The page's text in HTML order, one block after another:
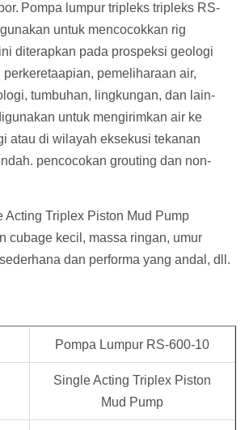
Pompa lumpur tripleks tripleks RS-
untuk mencocokkan rig
diterapkan pada prospeksi geologi
pemeliharaan air,
tumbuhan, lingkungan, dan lain-
untuk mengirimkan air ke
atau di wilayah eksekusi tekanan
pencocokan grouting dan non-
Acting Triplex Piston Mud Pump
cubage kecil, massa ringan, umur
dan performa yang andal, dll.
Pompa Lumpur RS-600-10
Single Acting Triplex Piston
Mud Pump